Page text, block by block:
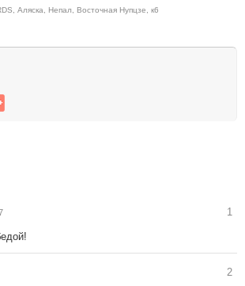
Аляска Непал Восточная Нупцзе к6
1
2